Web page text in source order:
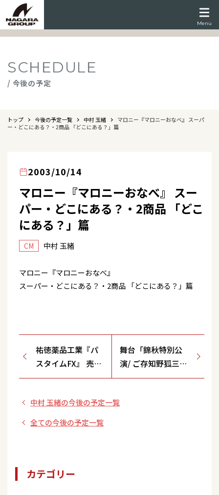
Menu
SCHEDULE
/ 今後の予定
トップ 今後の予定一覧 中村 玉緒
マロニー『マロニーおなべ』 スーパ
ー・どこにある？・2商品 「どこにある？」篇
2003/10/14
マロニー『マロニーおなべ』 スー
パー・どこにある？・2商品 「どこ
にある？」篇
CM 中村 玉緒
マロニー『マロニーおなべ』
スーパー・どこにある？・2商品 「どこにある？」篇
祐徳薬品工業『パ
スタイムFX』 売
場・着物の男性
舞台「錦秋特別公
演/ ご存知野狐三次
名奉行とおとこ纏」
中村 玉緒の今後の予定一覧
全ての今後の予定一覧
カテゴリー